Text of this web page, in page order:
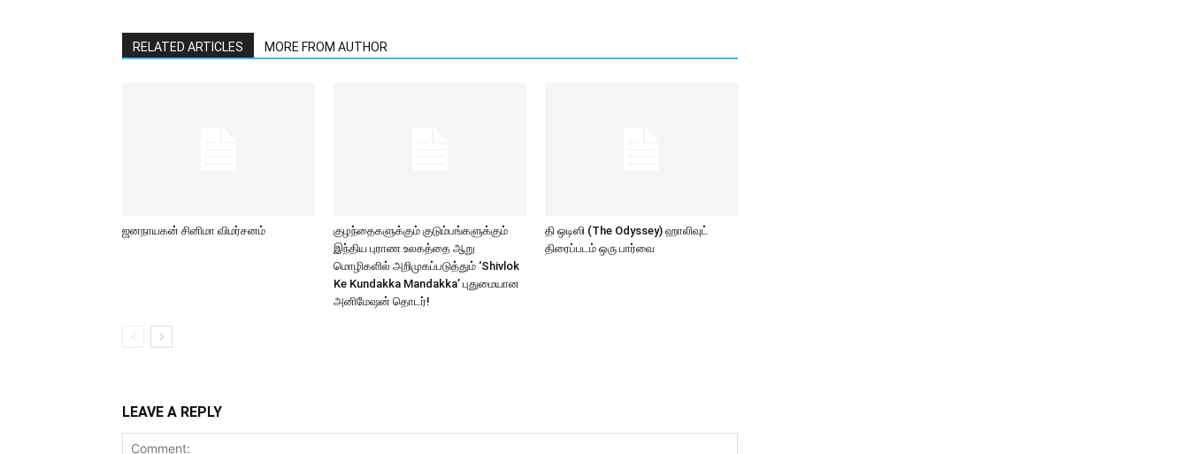
RELATED ARTICLES MORE FROM AUTHOR
ஜனநாயகன் சினிமா விமர்சனம்
குழந்தைகளுக்கும் குடும்பங்களுக்கும்
இந்திய புராண உலகத்தை ஆறு
மொழிகளில் அறிமுகப்படுத்தும் ‘Shivlok
Ke Kundakka Mandakka’ புதுமையான
அனிமேஷன் தொடர்!
தி ஒடிஸி (The Odyssey) ஹாலிவுட்
திரைப்படம் ஒரு பார்வை
LEAVE A REPLY